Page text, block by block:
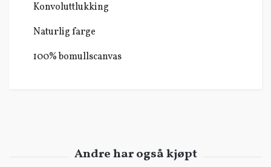
Konvoluttlukking
Naturlig farge
100% bomullscanvas